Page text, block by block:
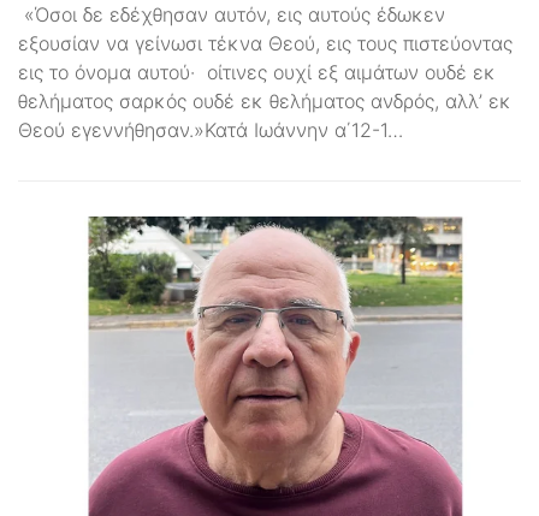
«Όσοι δε εδέχθησαν αυτόν, εις αυτούς έδωκεν
εξουσίαν να γείνωσι τέκνα Θεού, εις τους πιστεύοντας
εις το όνομα αυτού· οίτινες ουχί εξ αιμάτων ουδέ εκ
θελήματος σαρκός ουδέ εκ θελήματος ανδρός, αλλ’ εκ
Θεού εγεννήθησαν.»Κατά Ιωάννην α΄12-1…